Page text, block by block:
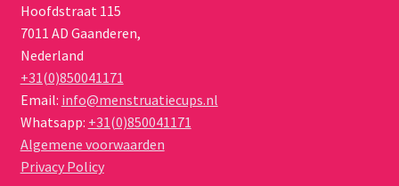
Hoofdstraat 115
7011 AD Gaanderen,
Nederland
+31(0)850041171
Email: info@menstruatiecups.nl
Whatsapp: +31(0)850041171
Algemene voorwaarden
Privacy Policy